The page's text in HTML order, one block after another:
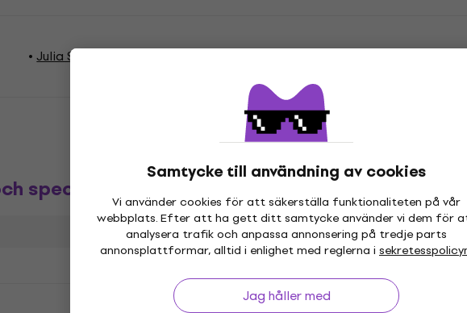
Samtycke till användning av cookies
Vi använder cookies för att säkerställa funktionaliteten på vår
webbplats. Efter att ha gett ditt samtycke använder vi dem för
analysera trafik och anpassa annonsering på tredje parts
annonsplattformar, alltid i enlighet med reglerna i
Jag håller med
Julia Shapiro Vinyl LP-skivor
specifikationer
Indie Rock
Utgivningsår